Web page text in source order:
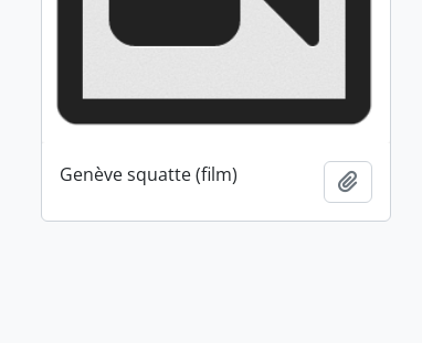
Genève squatte (film)